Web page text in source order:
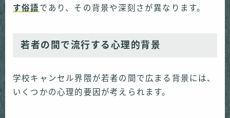
す俗語 であり、その背景や深刻さが異なります。
若者の間で流行する心理的背景
学校キャンセル界隈が若者の間で広まる背景には、
いくつかの心理的要因が考えられます。